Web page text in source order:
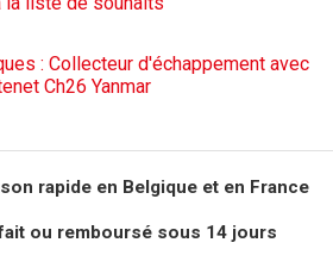
: Collecteur d'échappement avec
Ch26 Yanmar
rapide en Belgique et en France
ou remboursé sous 14 jours